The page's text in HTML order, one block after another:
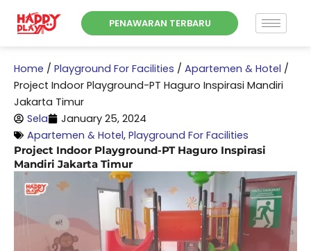
PENAWARAN TERBARU
Home / Playground For Facilities / Apartemen & Hotel /
Project Indoor Playground-PT Haguro Inspirasi Mandiri
Jakarta Timur
Sela
January 25, 2024
Apartemen & Hotel, Playground For Facilities
Project Indoor Playground-PT Haguro Inspirasi
Mandiri Jakarta Timur